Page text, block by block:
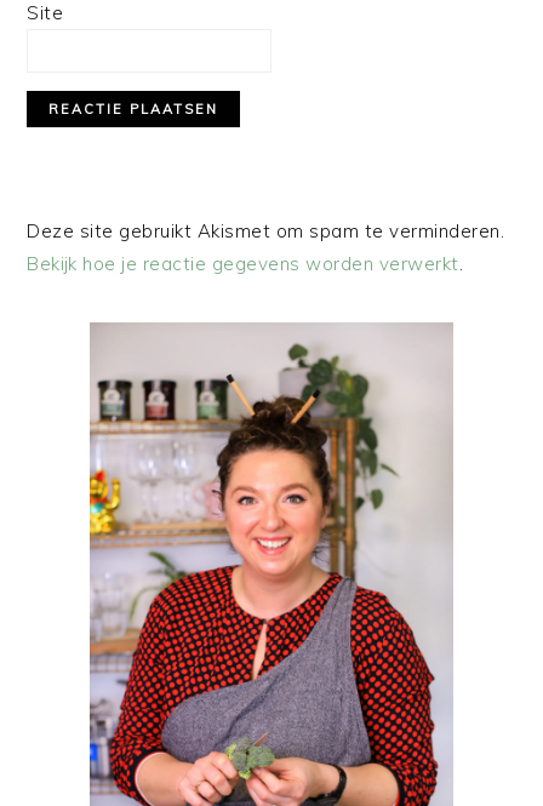
Site
Deze site gebruikt Akismet om spam te verminderen.
Bekijk hoe je reactie gegevens worden verwerkt.